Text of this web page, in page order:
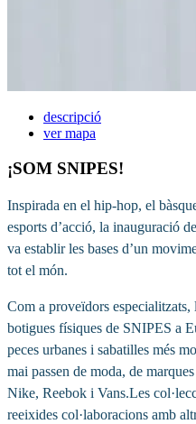
descripció
ver mapa
¡SOM SNIPES!
Inspirada en el hip-hop, el
esports d’acció, la inauguració
va establir les bases d’un
tot el món.
Com a proveïdors
botigues físiques de SNIPES a
peces urbanes i sabatilles més
mai passen de moda, de
Nike, Reebok i Vans.Les
reeixides col·laboracions amb